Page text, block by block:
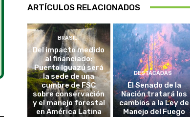
ARTÍCULOS RELACIONADOS
BRASIL
Del impacto medido
al financiado:
Puerto Iguazú será
la sede de una
cumbre de FSC
sobre conservación
y el manejo forestal
en América Latina
DESTACADAS
El Senado de la
Nación tratará los
cambios a la Ley de
Manejo del Fuego